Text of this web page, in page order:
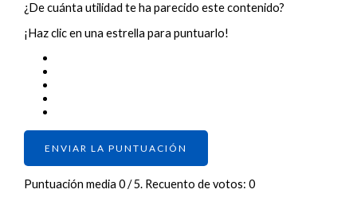
¿De cuánta utilidad te ha parecido este contenido?
¡Haz clic en una estrella para puntuarlo!
ENVIAR LA PUNTUACIÓN
Puntuación media0/ 5. Recuento de votos:0